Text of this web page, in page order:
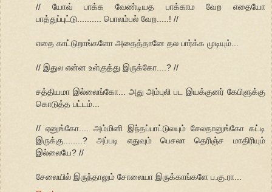
// யோவ் பாக்க வேண்டியத பாக்காம வேற எதையோ
பாத்துப்புட்டு.......... பொலம்பல் வேற.....! //
எதை காட்டுறாங்களோ அதைத்தானே தல பார்க்க முடியும்...
// இதுல என்ன உள்குத்து இருக்கோ....? //
சத்தியமா இல்லைங்கோ... அது அம்புலி பட இயக்குனர் கேபிளுக்கு
கொடுத்த பட்டம்...
// ஏனுங்கோ.... அம்மினி இந்தப்பாட்டுலயும் சேலதானுங்கோ கட்டி
இருக்கு........? அப்படி எதுவும் பெசலா தெரிஞ்ச மாதிரியும்
இல்லையே? //
சேலையில் இருந்தாலும் சோலையா இருக்காங்களே ப.கு.ரா...